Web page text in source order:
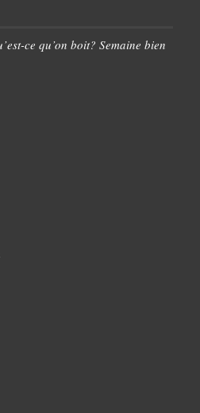
ce qu’on boit? Semaine bien